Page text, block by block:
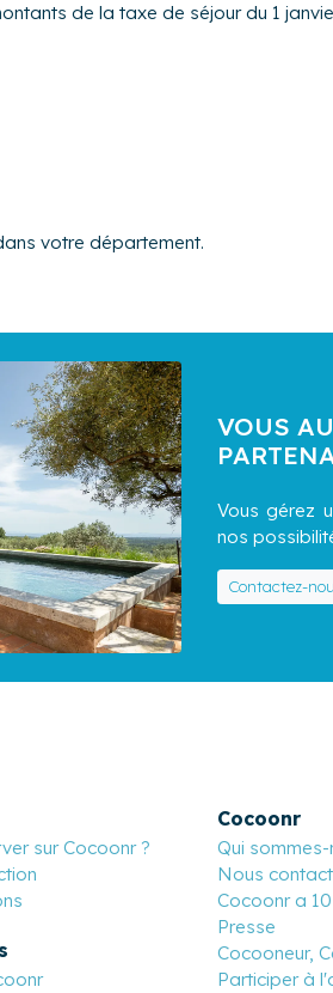
de la taxe de séjour du 1
votre département.
VOUS
Vous gérez
nos
Contactez-
sur Cocoonr ?
Cocoonr
Qui sommes-
Nous
Cocoonr a
Presse
Cocooneur,
Participer à